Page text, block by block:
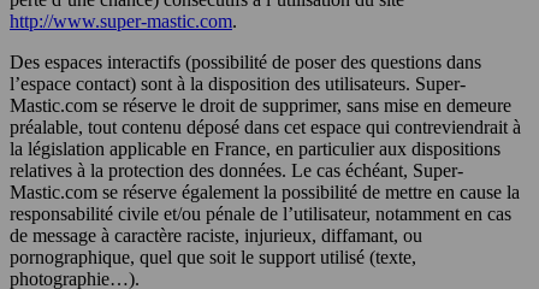
http://www.super-mastic.com.
Des espaces interactifs (possibilité de poser des questions dans
l’espace contact) sont à la disposition des utilisateurs. Super-
Mastic.com se réserve le droit de supprimer, sans mise en demeure
préalable, tout contenu déposé dans cet espace qui contreviendrait à
la législation applicable en France, en particulier aux dispositions
relatives à la protection des données. Le cas échéant, Super-
Mastic.com se réserve également la possibilité de mettre en cause la
responsabilité civile et/ou pénale de l’utilisateur, notamment en cas
de message à caractère raciste, injurieux, diffamant, ou
pornographique, quel que soit le support utilisé (texte,
photographie…).